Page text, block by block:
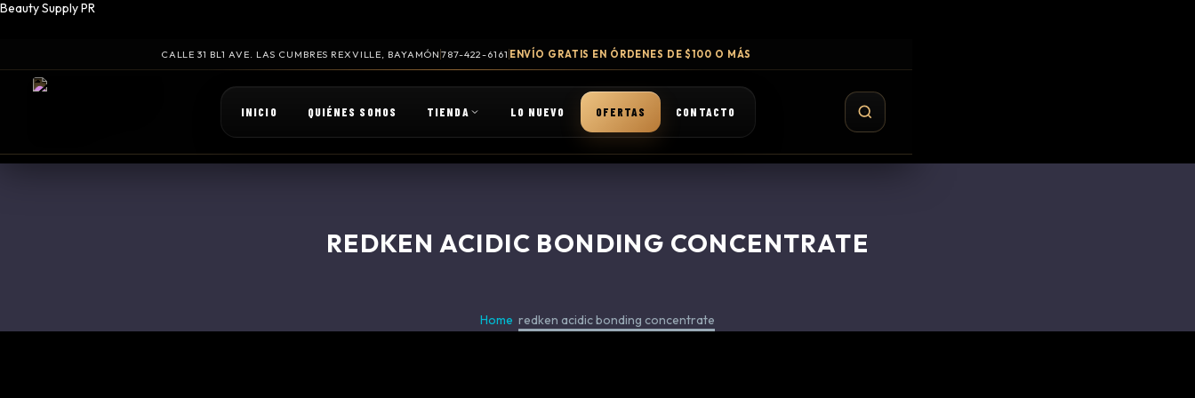
Beauty Supply PR
CALLE 31 BL1 AVE. LAS CUMBRES REXVILLE, BAYAMÓN 787-422-6161 ENVÍO GRATIS EN ÓRDENES DE $100 O MÁS
INICIO QUIÉNES SOMOS TIENDA LO NUEVO OFERTAS CONTACTO
REDKEN ACIDIC BONDING CONCENTRATE
Home redken acidic bonding concentrate